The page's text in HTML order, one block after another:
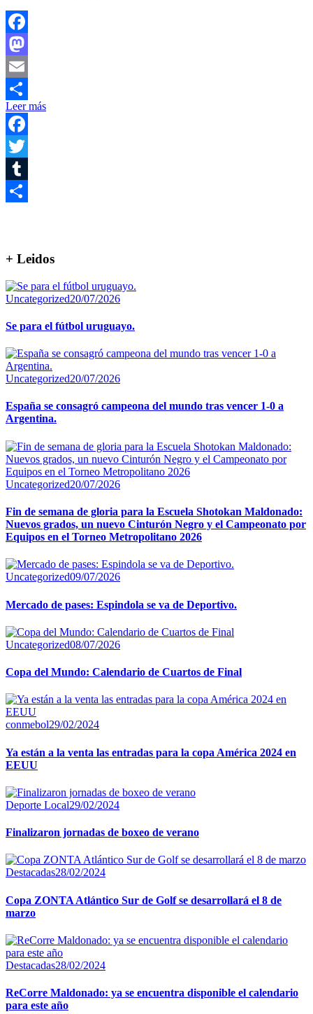
Facebook
Mastodon
Email
Compartir
Leer más
Facebook
Twitter
Tumblr
+ Leidos
Uncategorized20/07/2026
Se para el fútbol uruguayo.
Uncategorized20/07/2026
España se consagró campeona del mundo tras vencer 1-0 a
Argentina.
Uncategorized20/07/2026
Fin de semana de gloria para la Escuela Shotokan Maldonado:
Nuevos grados, un nuevo Cinturón Negro y el Campeonato por
Equipos en el Torneo Metropolitano 2026
Uncategorized09/07/2026
Mercado de pases: Espindola se va de Deportivo.
Uncategorized08/07/2026
Copa del Mundo: Calendario de Cuartos de Final
conmebol29/02/2024
Ya están a la venta las entradas para la copa América 2024 en
EEUU
Deporte Local29/02/2024
Finalizaron jornadas de boxeo de verano
Destacadas28/02/2024
Copa ZONTA Atlántico Sur de Golf se desarrollará el 8 de
marzo
Destacadas28/02/2024
ReCorre Maldonado: ya se encuentra disponible el calendario
para este año